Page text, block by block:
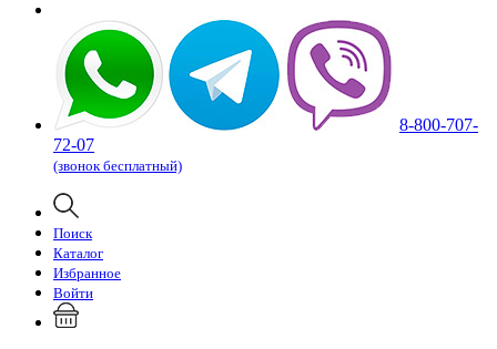
8-800-707-
72-07
(звонок бесплатный)
Поиск
Каталог
Избранное
Войти